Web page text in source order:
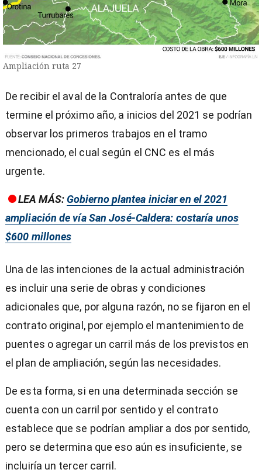
Ampliación ruta 27
De recibir el aval de la Contraloría antes de que
termine el próximo año, a inicios del 2021 se podrían
observar los primeros trabajos en el tramo
mencionado, el cual según el CNC es el más
urgente.
LEA MÁS: Gobierno plantea iniciar en el 2021
ampliación de vía San José-Caldera: costaría unos
$600 millones
Una de las intenciones de la actual administración
es incluir una serie de obras y condiciones
adicionales que, por alguna razón, no se fijaron en el
contrato original, por ejemplo el mantenimiento de
puentes o agregar un carril más de los previstos en
el plan de ampliación, según las necesidades.
De esta forma, si en una determinada sección se
cuenta con un carril por sentido y el contrato
establece que se podrían ampliar a dos por sentido,
pero se determina que eso aún es insuficiente, se
incluiría un tercer carril.